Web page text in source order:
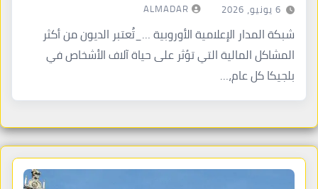
6 يونيو، 2026 ALMADAR
شبكة المدار الإعلامية الأوروبية …_تُعتبر الديون من أكثر
المشاكل المالية التي تؤثر على حياة آلاف الأشخاص في
بلجيكا كل عام،…